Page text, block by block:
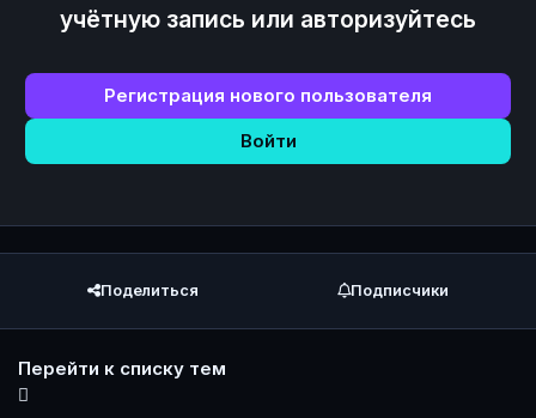
учётную запись или авторизуйтесь
Регистрация нового пользователя
Войти
Поделиться Подписчики
Перейти к списку тем